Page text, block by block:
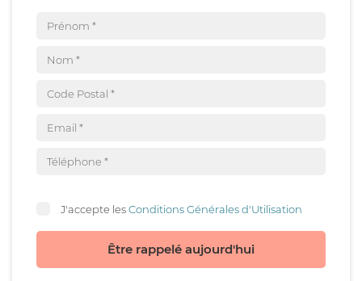
J'accepte lesConditions Générales d'Utilisation
Être rappelé aujourd'hui